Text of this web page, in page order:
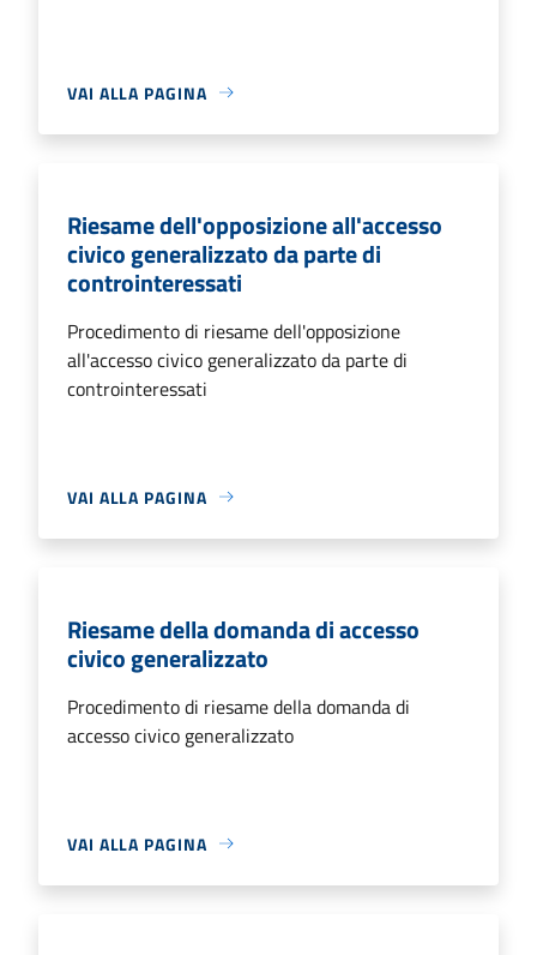
VAI ALLA PAGINA
Riesame dell'opposizione all'accesso
civico generalizzato da parte di
controinteressati
Procedimento di riesame dell'opposizione
all'accesso civico generalizzato da parte di
controinteressati
VAI ALLA PAGINA
Riesame della domanda di accesso
civico generalizzato
Procedimento di riesame della domanda di
accesso civico generalizzato
VAI ALLA PAGINA